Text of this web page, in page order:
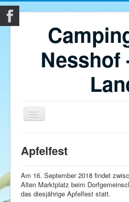
Nesshof
Campingplatz Nesshof im Alten
Unterkünfte
Obsthof
Apfelfest
Am 16. September 2018 findet
Alten Marktplatz beim
das diesjährige Apfelfest statt.